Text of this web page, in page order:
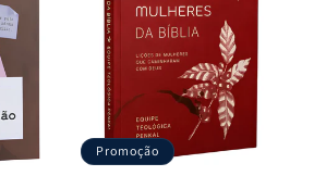
Promoção